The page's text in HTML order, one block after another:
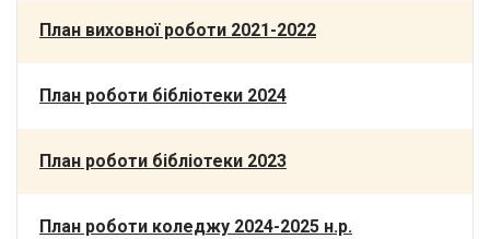
План виховної роботи 2021-2022
План роботи бібліотеки 2024
План роботи бібліотеки 2023
План роботи коледжу 2024-2025 н.р.